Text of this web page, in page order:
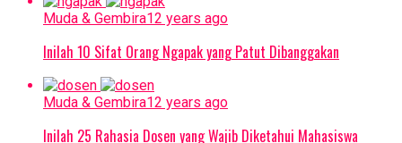
Muda & Gembira12 years ago
Inilah 10 Sifat Orang Ngapak yang Patut Dibanggakan
Muda & Gembira12 years ago
Inilah 25 Rahasia Dosen yang Wajib Diketahui Mahasiswa